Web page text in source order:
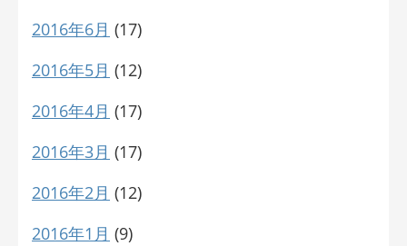
2016年6月 (17)
2016年5月 (12)
2016年4月 (17)
2016年3月 (17)
2016年2月 (12)
2016年1月 (9)